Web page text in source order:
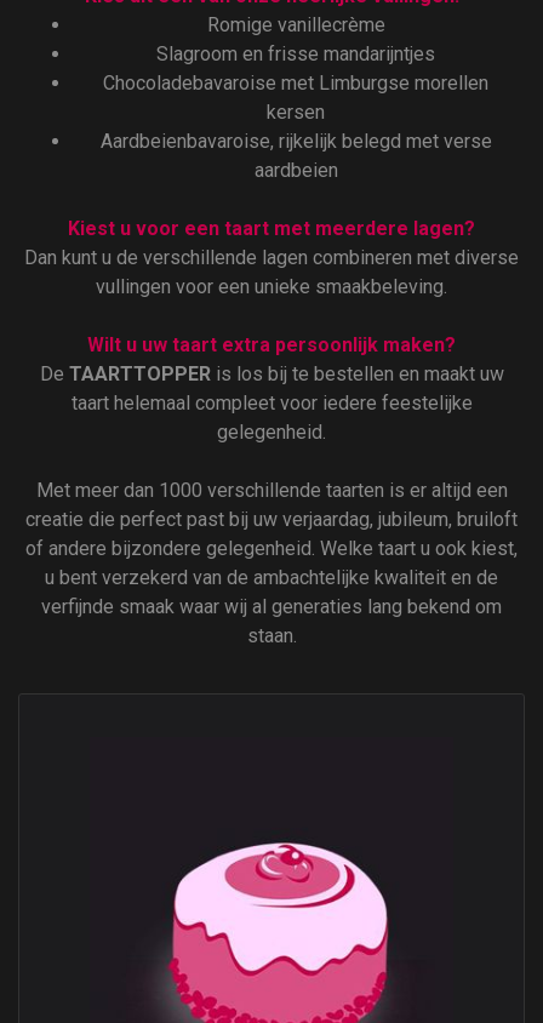
Romige vanillecrème
Slagroom en frisse mandarijntjes
Chocoladebavaroise met Limburgse morellen
kersen
Aardbeienbavaroise, rijkelijk belegd met verse
aardbeien
Kiest u voor een taart met meerdere lagen?
Dan kunt u de verschillende lagen combineren met diverse
vullingen voor een unieke smaakbeleving.
Wilt u uw taart extra persoonlijk maken?
De TAARTTOPPERis los bij te bestellen en maakt uw
taart helemaal compleet voor iedere feestelijke
gelegenheid.
Met meer dan 1000 verschillende taarten is er altijd een
creatie die perfect past bij uw verjaardag, jubileum, bruiloft
of andere bijzondere gelegenheid. Welke taart u ook kiest,
u bent verzekerd van de ambachtelijke kwaliteit en de
verfijnde smaak waar wij al generaties lang bekend om
staan.